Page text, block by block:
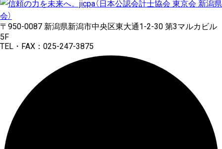
〒950-0087 新潟県新潟市中央区東大通1-2-30 第3マルカビル
5F
TEL・FAX：025-247-3875